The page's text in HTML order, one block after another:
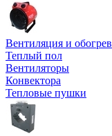
Вентиляция и обогрев
Теплый пол
Вентиляторы
Конвектора
Тепловые пушки